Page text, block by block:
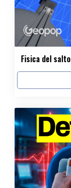
Fisica del